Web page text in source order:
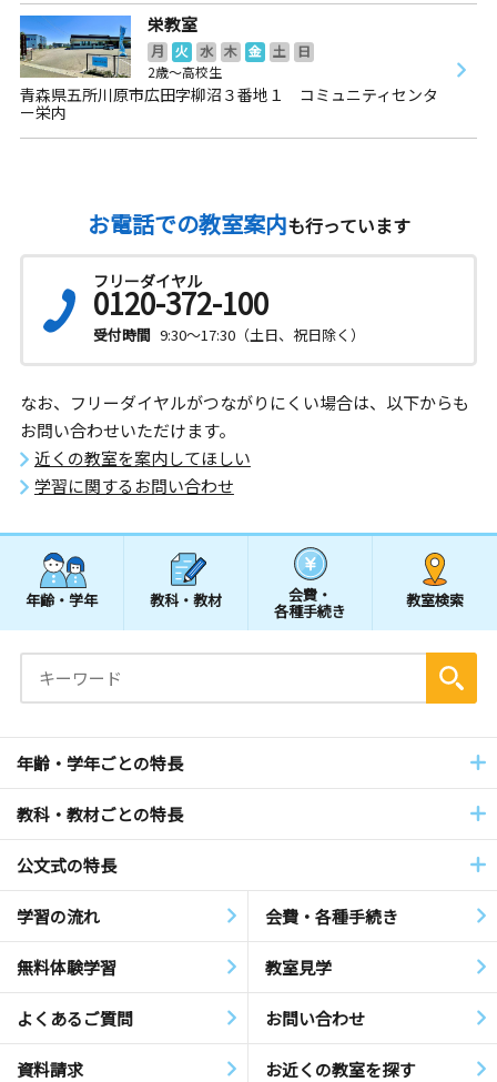
栄教室
月 火 水 木 金 土
日
2歳～高校生
青森県五所川原市広田字柳沼３番地１ コミュニティセンタ
ー栄内
お電話での教室案内も行っています
フリーダイヤル
0120-372-100
受付時間 9:30～17:30（土日、祝日除く）
なお、フリーダイヤルがつながりにくい場合は、以下からも
お問い合わせいただけます。
近くの教室を案内してほしい
学習に関するお問い合わせ
年齢・学年 教科・教材 会費・
各種手続き
教室検索
年齢・学年ごとの特長
教科・教材ごとの特長
公文式の特長
学習の流れ 会費・各種手続き
無料体験学習 教室見学
よくあるご質問 お問い合わせ
資料請求 お近くの教室を探す